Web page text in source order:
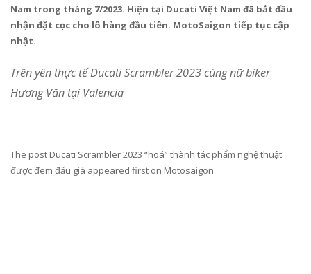
Nam trong tháng 7/2023. Hiện tại Ducati Việt Nam đã bắt đầu
nhận đặt cọc cho lô hàng đầu tiên. MotoSaigon tiếp tục cập
nhật.
Trên yên thực tế Ducati Scrambler 2023 cùng nữ biker
Hương Văn tại Valencia
The post Ducati Scrambler 2023 “hoá” thành tác phẩm nghệ thuật
được đem đấu giá appeared first on Motosaigon.